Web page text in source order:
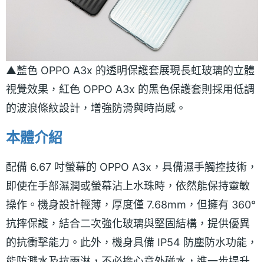
▲藍色 OPPO A3x 的透明保護套展現長虹玻璃的立體
視覺效果，紅色 OPPO A3x 的黑色保護套則採用低調
的波浪條紋設計，增強防滑與時尚感。
本體介紹
配備 6.67 吋螢幕的 OPPO A3x，具備濕手觸控技術，
即使在手部濕潤或螢幕沾上水珠時，依然能保持靈敏
操作。機身設計輕薄，厚度僅 7.68mm，但擁有 360°
抗摔保護，結合二次強化玻璃與堅固結構，提供優異
的抗衝擊能力。此外，機身具備 IP54 防塵防水功能，